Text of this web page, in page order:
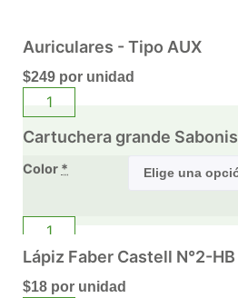
Auriculares - Tipo AUX
$249 por unidad
Cartuchera grande Sabonis
Color *
Lápiz Faber Castell N°2-HB
$18 por unidad